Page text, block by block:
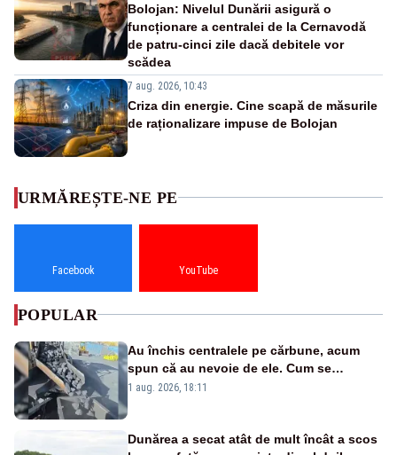
Bolojan: Nivelul Dunării asigură o
funcționare a centralei de la Cernavodă
de patru-cinci zile dacă debitele vor
scădea
7 aug. 2026, 10:43
Criza din energie. Cine scapă de măsurile
de raționalizare impuse de Bolojan
URMĂREȘTE-NE PE
Facebook YouTube
POPULAR
Au închis centralele pe cărbune, acum
spun că au nevoie de ele. Cum se
pasează vina în plină criză energetică
1 aug. 2026, 18:11
Dunărea a secat atât de mult încât a scos